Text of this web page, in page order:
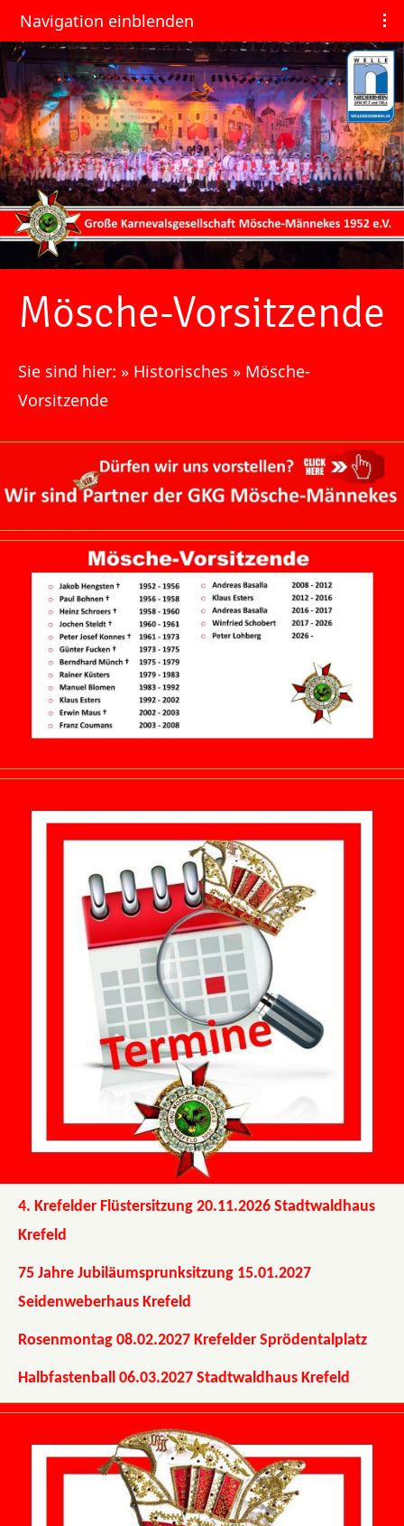
Navigation einblenden
Mösche-Vorsitzende
Sie sind hier: » Historisches » Mösche-
Vorsitzende
4. Krefelder Flüstersitzung 20.11.2026 Stadtwaldhaus
Krefeld
75 Jahre Jubiläumsprunksitzung 15.01.2027
Seidenweberhaus Krefeld
Rosenmontag 08.02.2027 Krefelder Sprödentalplatz
Halbfastenball 06.03.2027 Stadtwaldhaus Krefeld